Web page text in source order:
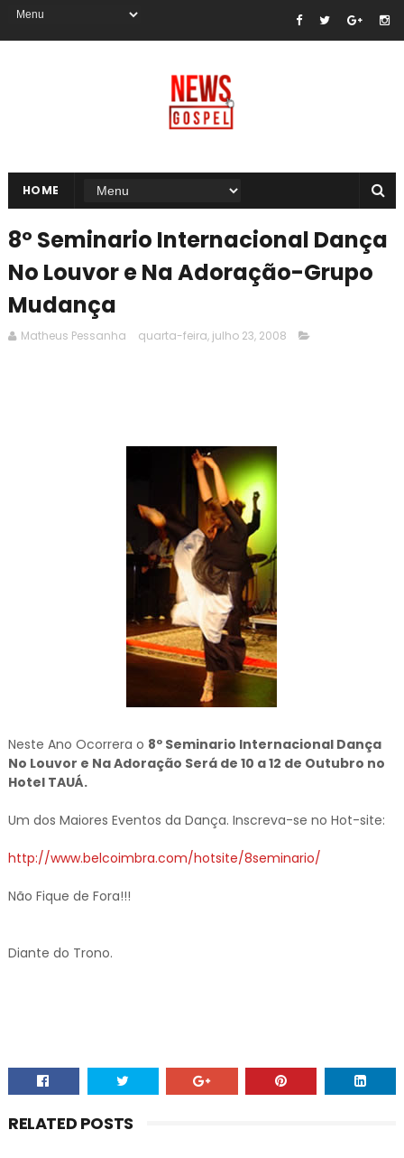
HOME
8º Seminario Internacional Dança
No Louvor e Na Adoração-Grupo
Mudança
Matheus Pessanha quarta-feira, julho 23, 2008
Neste Ano Ocorrera o 8º Seminario Internacional Dança
No Louvor e Na Adoração Será de 10 a 12 de Outubro no
Hotel TAUÁ.
Um dos Maiores Eventos da Dança. Inscreva-se no Hot-site:
http://www.belcoimbra.com/hotsite/8seminario/
Não Fique de Fora!!!
Diante do Trono.
RELATED POSTS